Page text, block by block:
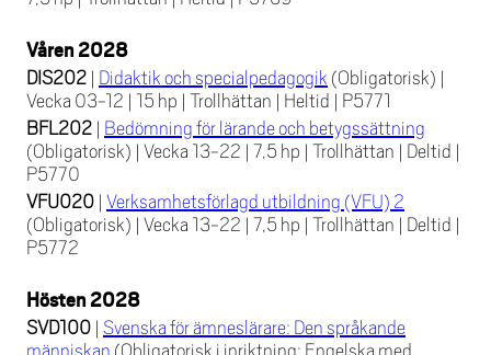
Våren 2028
DIS202 | Didaktik och specialpedagogik (Obligatorisk) |
Vecka 03-12 | 15 hp | Trollhättan | Heltid | P5771
BFL202 | Bedömning för lärande och betygssättning
(Obligatorisk) | Vecka 13-22 | 7,5 hp | Trollhättan | Deltid |
P5770
VFU020 | Verksamhetsförlagd utbildning (VFU) 2
(Obligatorisk) | Vecka 13-22 | 7,5 hp | Trollhättan | Deltid |
P5772
Hösten 2028
SVD100 | Svenska för ämneslärare: Den språkande
människan (Obligatorisk i inriktning: Engelska med